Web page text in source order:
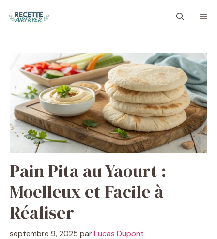
Pain Pita au Yaourt :
Moelleux et Facile à
Réaliser
septembre 9, 2025 parLucas Dupont